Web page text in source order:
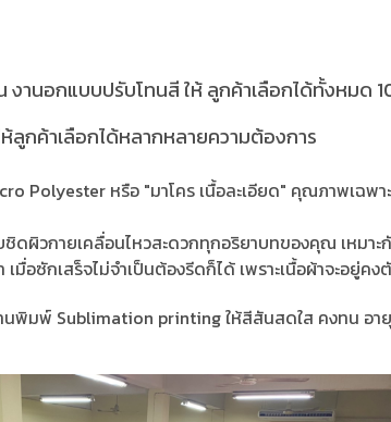
งานอกแบบปรับโทนสี ให้ ลูกค้าเลือกได้ทั้งหมด
ห้ลูกค้าเลือกได้หลากหลายความต้องการ
Polyester หรือ "มาโคร เนื้อละเอียด" คุณภาพเฉ
ดผิวกายเคลื่อนไหวสะดวกทุกอริยาบทของคุณ เหมาะ
อซักเสร็จไม่จำเป็นต้องรีดก็ได้ เพราะเนื้อผ้าจะอยู่คง
นพิมพ์ Sublimation printing ให้สีสันสดใส คงทน อ